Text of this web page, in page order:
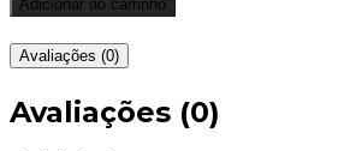
Avaliações (0)
Avaliações (0)